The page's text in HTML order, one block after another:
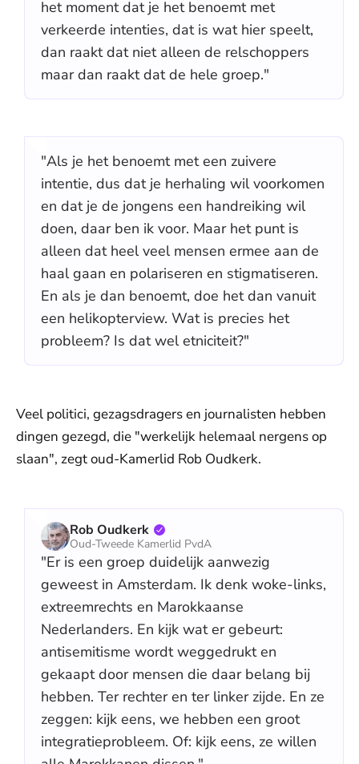
het moment dat je het benoemt met
verkeerde intenties, dat is wat hier speelt,
dan raakt dat niet alleen de relschoppers
maar dan raakt dat de hele groep."
"Als je het benoemt met een zuivere
intentie, dus dat je herhaling wil voorkomen
en dat je de jongens een handreiking wil
doen, daar ben ik voor. Maar het punt is
alleen dat heel veel mensen ermee aan de
haal gaan en polariseren en stigmatiseren.
En als je dan benoemt, doe het dan vanuit
een helikopterview. Wat is precies het
probleem? Is dat wel etniciteit?"
Veel politici, gezagsdragers en journalisten hebben
dingen gezegd, die "werkelijk helemaal nergens op
slaan", zegt oud-Kamerlid Rob Oudkerk.
Rob Oudkerk
Oud-Tweede Kamerlid PvdA
"Er is een groep duidelijk aanwezig
geweest in Amsterdam. Ik denk woke-links,
extreemrechts en Marokkaanse
Nederlanders. En kijk wat er gebeurt:
antisemitisme wordt weggedrukt en
gekaapt door mensen die daar belang bij
hebben. Ter rechter en ter linker zijde. En ze
zeggen: kijk eens, we hebben een groot
integratieprobleem. Of: kijk eens, ze willen